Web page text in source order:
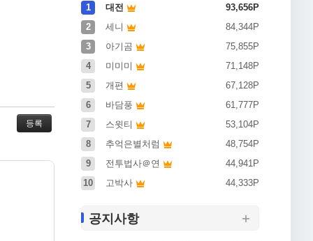
가입횟
이벤트
1 대전
93,656P
2
세니
84,344P
3
아기곰
75,855P
4
미미미
71,148P
5
개편
67,128P
6
바담풍
61,777P
7
스윗티
53,104P
8
추억은별처럼
48,754P
9
전투법사＠연
44,941P
10
고박사 44,333P
공지사항